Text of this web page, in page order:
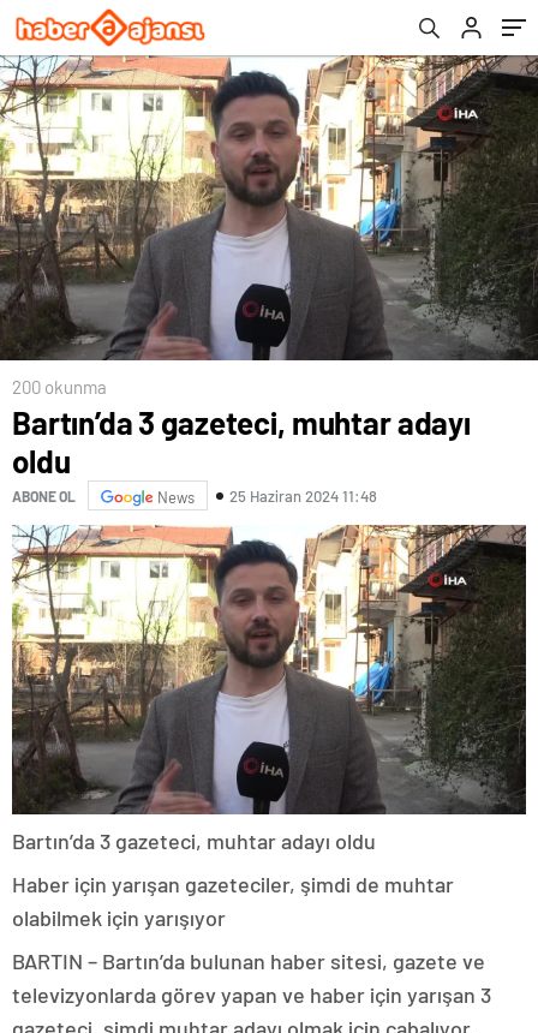
200 okunma
Bartın’da 3 gazeteci, muhtar adayı
oldu
ABONE OL News 25 Haziran 2024 11:48
Bartın’da 3 gazeteci, muhtar adayı oldu
Haber için yarışan gazeteciler, şimdi de muhtar
olabilmek için yarışıyor
BARTIN – Bartın’da bulunan haber sitesi, gazete ve
televizyonlarda görev yapan ve haber için yarışan 3